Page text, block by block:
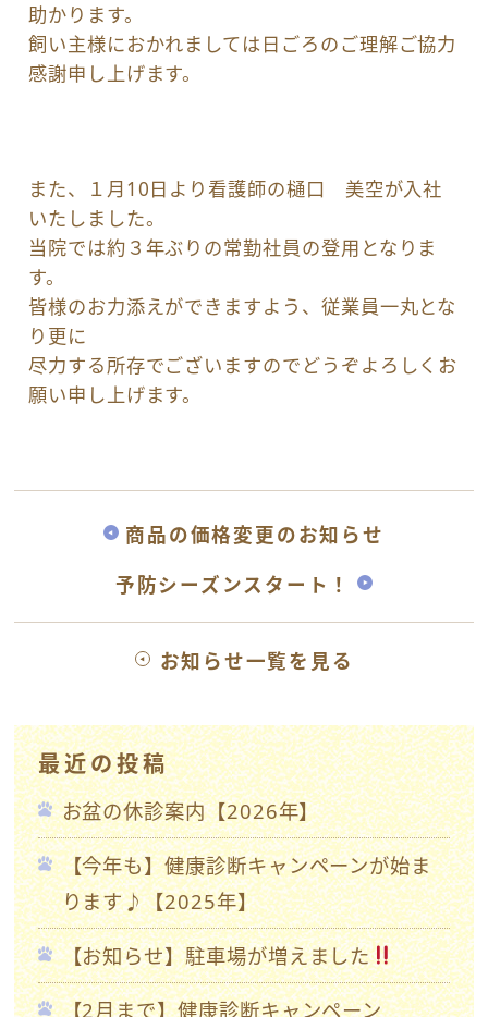
助かります。
飼い主様におかれましては日ごろのご理解ご協力
感謝申し上げます。
また、１月10日より看護師の樋口 美空が入社
いたしました。
当院では約３年ぶりの常勤社員の登用となりま
す。
皆様のお力添えができますよう、従業員一丸とな
り更に
尽力する所存でございますのでどうぞよろしくお
願い申し上げます。
商品の価格変更のお知らせ
予防シーズンスタート！
お知らせ一覧を見る
最近の投稿
お盆の休診案内【2026年】
【今年も】健康診断キャンペーンが始ま
ります♪【2025年】
【お知らせ】駐車場が増えました
【2月まで】健康診断キャンペーン